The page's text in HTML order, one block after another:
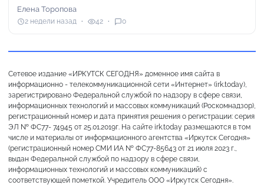
Елена Торопова
2 недели назад 42 0
Сетевое издание «ИРКУТСК СЕГОДНЯ» доменное имя сайта в
информационно - телекоммуникационной сети «Интернет» (irk.today),
зарегистрировано Федеральной службой по надзору в сфере связи,
информационных технологий и массовых коммуникаций (Роскомнадзор),
регистрационный номер и дата принятия решения о регистрации: серия
ЭЛ № ФС77- 74945 от 25.01.2019г. На сайте irk.today размещаются в том
числе и материалы от информационного агентства «Иркутск Сегодня»
(регистрационный номер СМИ ИА № ФС77-85643 от 21 июля 2023 г.,
выдан Федеральной службой по надзору в сфере связи,
информационных технологий и массовых коммуникаций) с
соответствующей пометкой. Учредитель ООО «Иркутск Сегодня».